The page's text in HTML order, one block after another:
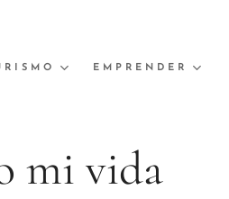
EMPRENDER
mi vida